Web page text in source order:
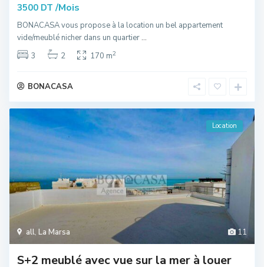
3500 DT /Mois
BONACASA vous propose à la location un bel appartement
vide/meublé nicher dans un quartier...
3
2 170 m2
BONACASA
11
all, La Marsa
Location
S+2 meublé avec vue sur la mer à louer